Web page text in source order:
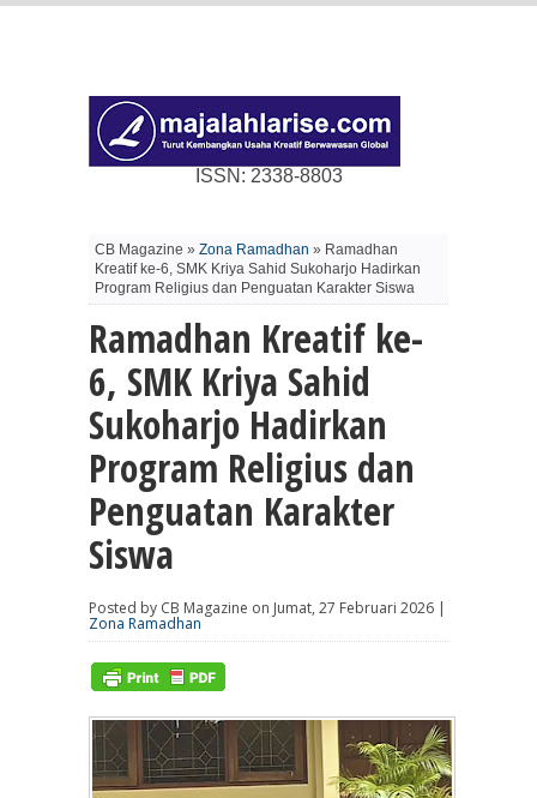
ISSN: 2338-8803
CB Magazine » Zona Ramadhan » Ramadhan
Kreatif ke-6, SMK Kriya Sahid Sukoharjo Hadirkan
Program Religius dan Penguatan Karakter Siswa
Ramadhan Kreatif ke-
6, SMK Kriya Sahid
Sukoharjo Hadirkan
Program Religius dan
Penguatan Karakter
Siswa
Posted by CB Magazine on Jumat, 27 Februari 2026 |
Zona Ramadhan